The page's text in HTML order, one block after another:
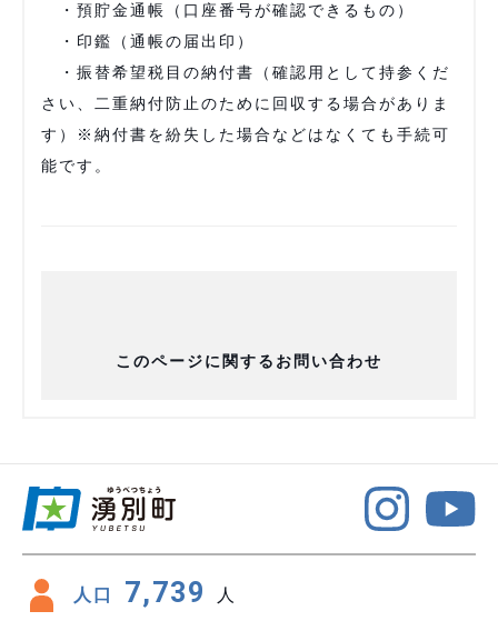
・預貯金通帳（口座番号が確認できるもの）
・印鑑（通帳の届出印）
・振替希望税目の納付書（確認用として持参くだ
さい、二重納付防止のために回収する場合がありま
す）※納付書を紛失した場合などはなくても手続可
能です。
このページに関するお問い合わせ
人口 7,739 人